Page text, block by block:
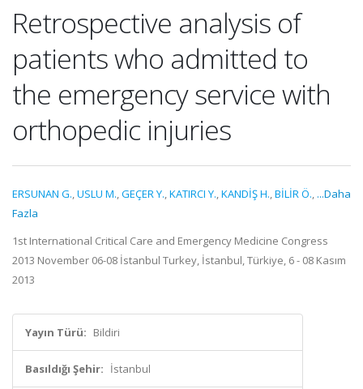
Retrospective analysis of
patients who admitted to
the emergency service with
orthopedic injuries
ERSUNAN G.,USLU M.,GEÇER Y.,KATIRCI Y.,KANDİŞ H.,BİLİR Ö., ...Daha
Fazla
1st International Critical Care and Emergency Medicine Congress
2013 November 06-08 İstanbul Turkey, İstanbul, Türkiye, 6 - 08 Kasım
2013
Yayın Türü: Bildiri
Basıldığı Şehir: İstanbul